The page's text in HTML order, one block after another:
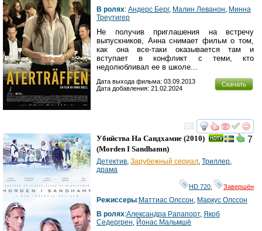
В ролях: Андерс Берг, Малин Леванон, Минна
Треутигер
Не получив приглашения на встречу
выпускников, Анна снимает фильм о том,
как она все-таки оказывается там и
вступает в конфликт с теми, кто
недолюбливал ее в школе...
Скачать
Дата выхода фильма: 03.09.2013
Дата добавления: 21.02.2024
смотреть
7
Убийства На Сандхамне (2010)
(Morden I Sandhamn)
Детектив, Зарубежный сериал, Триллер,
драма
HD 720 Завершён
Режиссеры:Маттиас Олссон, Маркус Олссон
В ролях:Александра Рапапорт, Якоб
Седергрен, Йонас Мальмшё